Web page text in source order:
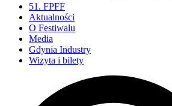
51. FPFF
Aktualności
O Festiwalu
Media
Gdynia Industry
Wizyta i bilety